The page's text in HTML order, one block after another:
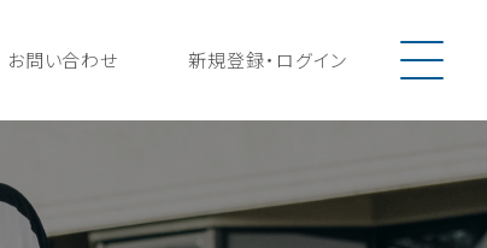
お問い合わせ 新規登録・ ログイン